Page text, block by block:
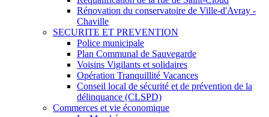
Rénovation du conservatoire de Ville-d'Avray -
Chaville
SECURITE ET PREVENTION
Police municipale
Plan Communal de Sauvegarde
Voisins Vigilants et solidaires
Opération Tranquillité Vacances
Conseil local de sécurité et de prévention de la
délinquance (CLSPD)
Commerces et vie économique